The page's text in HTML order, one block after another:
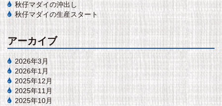
秋仔マダイの沖出し
秋仔マダイの生産スタート
アーカイブ
2026年3月
2026年1月
2025年12月
2025年11月
2025年10月